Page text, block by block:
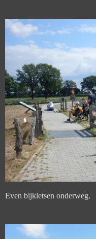
Even bijkletsen onderweg.